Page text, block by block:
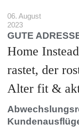
06. August
2023
GUTE
Home
rastet, der
Alter fit &